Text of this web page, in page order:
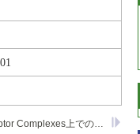
Electron Donor-Acceptor Complexes上でのオレフィンおよびアセチレン化合物の選択水素化反応